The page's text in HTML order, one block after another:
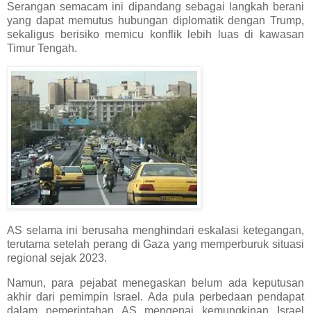
Serangan semacam ini dipandang sebagai langkah berani
yang dapat memutus hubungan diplomatik dengan Trump,
sekaligus berisiko memicu konflik lebih luas di kawasan
Timur Tengah.
AS selama ini berusaha menghindari eskalasi ketegangan,
terutama setelah perang di Gaza yang memperburuk situasi
regional sejak 2023.
Namun, para pejabat menegaskan belum ada keputusan
akhir dari pemimpin Israel. Ada pula perbedaan pendapat
dalam pemerintahan AS mengenai kemungkinan Israel